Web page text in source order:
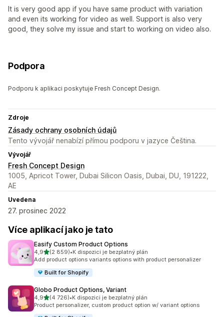
It is very good app if you have same product with variation
and even its working for video as well. Support is also very
good, they solve my issue and start to working on video also.
Podpora
Podporu k aplikaci poskytuje Fresh Concept Design.
Zdroje
Zásady ochrany osobních údajů
Tento vývojář nenabízí přímou podporu v jazyce Čeština.
Vývojář
Fresh Concept Design
1005, Apricot Tower, Dubai Silicon Oasis, Dubai, DU, 191222,
AE
Uvedena
27. prosinec 2022
Více aplikací jako je tato
Easify Custom Product Options
4,9z 5 hvězd
(2 859)
Celkový počet recenzí: 2859
•K dispozici je bezplatný plán
Add product options variants options with product personalizer
Built for Shopify
Globo Product Options, Variant
4,9z 5 hvězd
(4 726)
Celkový počet recenzí: 4726
•K dispozici je bezplatný plán
Product personalizer, custom product option w/ variant options